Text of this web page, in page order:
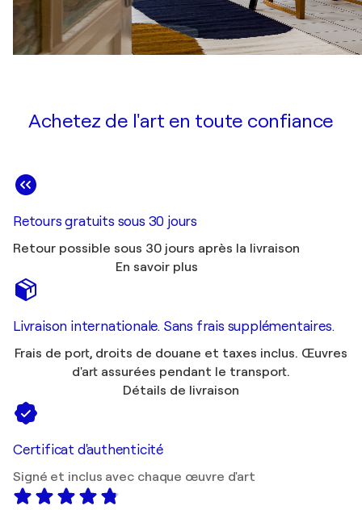
Achetez de l'art en toute confiance
Retours gratuits sous 30 jours
Retour possible sous 30 jours après la livraison
En savoir plus
Livraison internationale. Sans frais supplémentaires.
Frais de port, droits de douane et taxes inclus. Œuvres
d'art assurées pendant le transport.
Détails de livraison
Certificat d'authenticité
Signé et inclus avec chaque œuvre d'art